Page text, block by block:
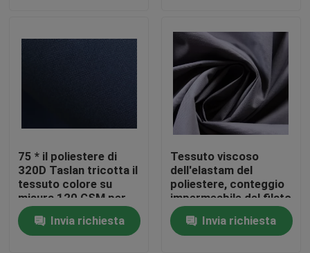
tessuto del taffettà del poliestere
Tessuto di nylon del taffettà
Tessuto del poliestere
75 * il poliestere di
320D Taslan tricotta il
tessuto colore su
misura 120 GSM per
biancheria
Invia richiesta
Tessuto viscoso
dell'elastam del
poliestere, conteggio
impermeabile del filato
del tessuto 228T del
poliestereInvia richiesta